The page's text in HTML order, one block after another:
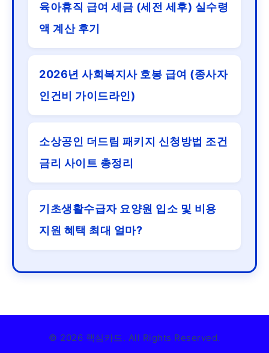
육아휴직 급여 세금 (세전 세후) 실수령
액 계산 후기
2026년 사회복지사 호봉 급여 (종사자
인건비 가이드라인)
소상공인 더드림 패키지 신청방법 조건
금리 사이트 총정리
기초생활수급자 요양원 입소 및 비용
지원 혜택 최대 얼마?
© 2026 핵심카드. All Rights Reserved.